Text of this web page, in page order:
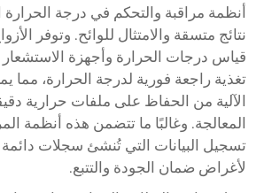
أنظمة مراقبة والتحكم في درجة
نتائج متسقة والامتثال للوائح. وتوفر
قياس درجات الحرارة وأجهزة
تغذية راجعة فورية لدرجة الحرارة، مما
الآلية من الحفاظ على ملفات حرارية
المعالجة. وغالبًا ما تتضمن هذه أنظمة
تسجيل البيانات التي تُنشئ سجلات دائمة
لأغراض ضمان الجودة والتتبع.